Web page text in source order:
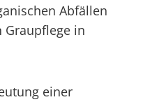
Abfällen
in
einer